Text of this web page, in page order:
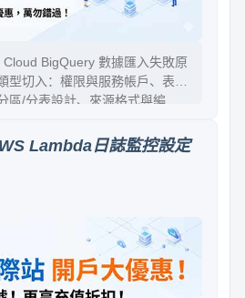
BigQuery 數據匯入失敗原
型切入：權限與服務帳戶、表結
區/分表設計、來源格式與編
程與修正策略。讀者可用這些判
根因，降低匯入重做成本，提升
Lambda日誌監控設定